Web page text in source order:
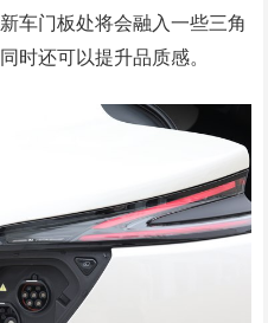
车门板处将会融入一些三角
时还可以提升品质感。